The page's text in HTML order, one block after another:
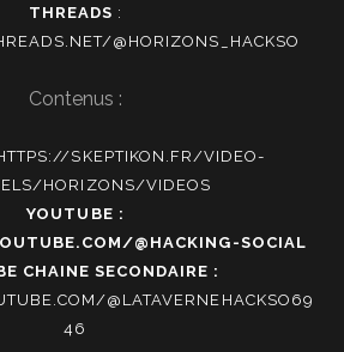
THREADS :
@HORIZONS_HACKSO
Contenus :
SKEPTIKON.FR/VIDEO-
HORIZONS/VIDEOS
YOUTUBE :
@HACKING-SOCIAL
CHAINE SECONDAIRE :
@LATAVERNEHACKSO69
46